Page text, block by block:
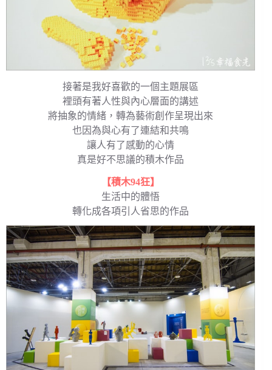
接著是我好喜歡的一個主題展區
裡頭有著人性與內心層面的講述
將抽象的情緒，轉為藝術創作呈現出來
也因為與心有了連結和共鳴
讓人有了感動的心情
真是好不思議的積木作品
【積木94狂】
生活中的體悟
轉化成各項引人省思的作品